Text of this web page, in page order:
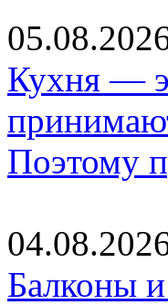
Кухня —
Поэтому
Балконы